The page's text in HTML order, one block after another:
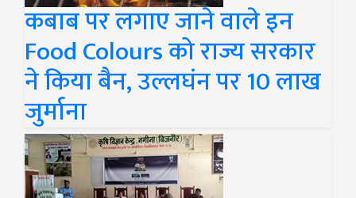
कबाब पर लगाए जाने वाले इन
Food Colours को राज्य सरकार
ने किया बैन, उल्लघंन पर 10 लाख
जुर्माना